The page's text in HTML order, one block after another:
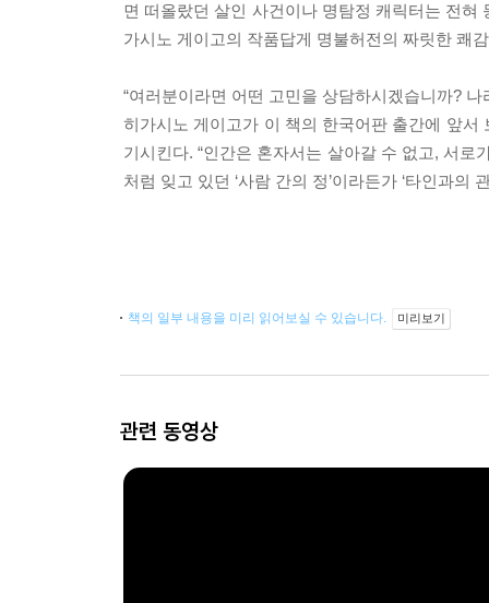
면 떠올랐던 살인 사건이나 명탐정 캐릭터는 전
가시노 게이고의 작품답게 명불허전의 짜릿한 쾌
“여러분이라면 어떤 고민을 상담하시겠습니까?
히가시노 게이고가 이 책의 한국어판 출간에 앞
기시킨다. “인간은 혼자서는 살아갈 수 없고, 서
처럼 잊고 있던 ‘사람 간의 정’이라든가 ‘타인과
책의 일부 내용을 미리 읽어보실 수 있습니다. 미리보기
관련 동영상